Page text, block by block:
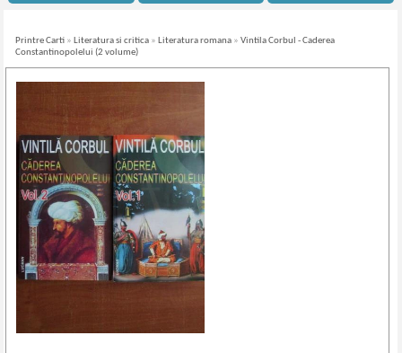
Printre Carti » Literatura si critica » Literatura romana »Vintila Corbul - Caderea
Constantinopolelui (2 volume)